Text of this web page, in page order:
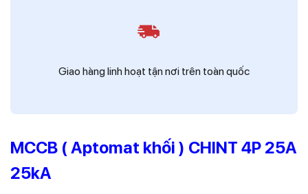
Giao hàng linh hoạt tận nơi trên toàn quốc
MCCB ( Aptomat khối ) CHINT 4P 25A
25kA